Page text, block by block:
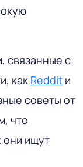
связанные с
как Reddit и
советы от
что
они ищут